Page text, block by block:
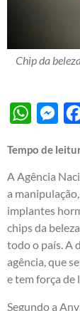
Chip da
Tempo de
A Agência
a
implantes
chips da
todo o país. A
agência, que
e tem força de
Segundo a